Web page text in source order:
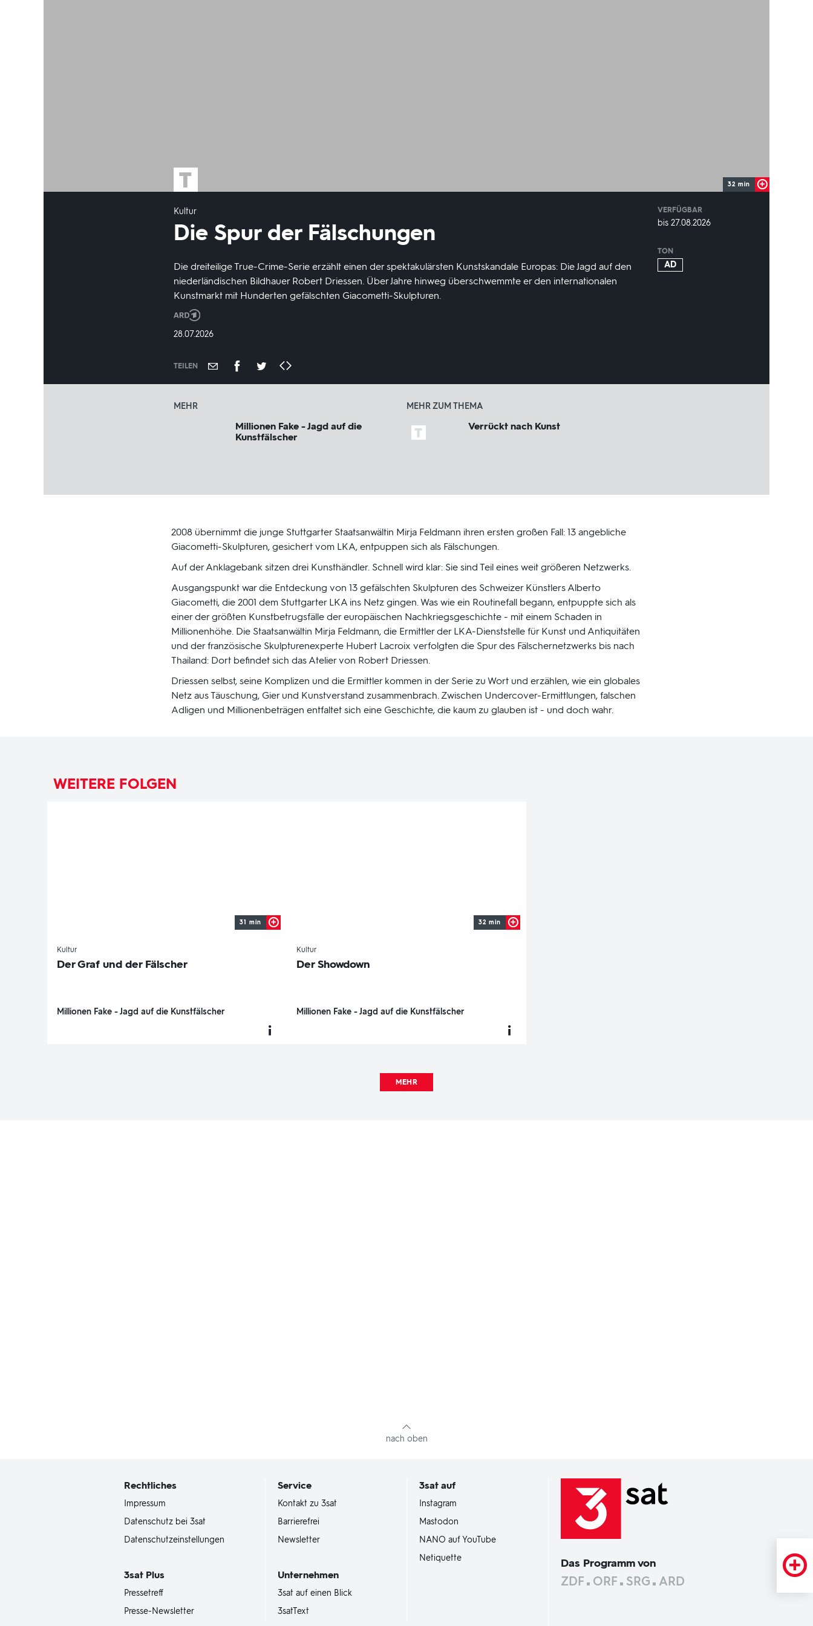
32 min
Kultur
Die Spur der Fälschungen
Die dreiteilige True-Crime-Serie erzählt einen der spektakulärsten Kunstskandale Europas: Die Jagd auf den
niederländischen Bildhauer Robert Driessen. Über Jahre hinweg überschwemmte er den internationalen
Kunstmarkt mit Hunderten gefälschten Giacometti-Skulpturen.
Produktionsland
und
DATUM:
28.07.2026
TEILEN
VERFÜGBAR
weltweit
VERFÜGBAR
bis 27.08.2026
TON
AD
MEHR
Millionen Fake - Jagd auf die
Kunstfälscher
MEHR ZUM THEMA
Verrückt nach Kunst
2008 übernimmt die junge Stuttgarter Staatsanwältin Mirja Feldmann ihren ersten großen Fall: 13 angebliche
Giacometti-Skulpturen, gesichert vom LKA, entpuppen sich als Fälschungen.
Auf der Anklagebank sitzen drei Kunsthändler. Schnell wird klar: Sie sind Teil eines weit größeren Netzwerks.
Ausgangspunkt war die Entdeckung von 13 gefälschten Skulpturen des Schweizer Künstlers Alberto
Giacometti, die 2001 dem Stuttgarter LKA ins Netz gingen. Was wie ein Routinefall begann, entpuppte sich als
einer der größten Kunstbetrugsfälle der europäischen Nachkriegsgeschichte - mit einem Schaden in
Millionenhöhe. Die Staatsanwältin Mirja Feldmann, die Ermittler der LKA-Dienststelle für Kunst und Antiquitäten
und der französische Skulpturenexperte Hubert Lacroix verfolgten die Spur des Fälschernetzwerks bis nach
Thailand: Dort befindet sich das Atelier von Robert Driessen.
Driessen selbst, seine Komplizen und die Ermittler kommen in der Serie zu Wort und erzählen, wie ein globales
Netz aus Täuschung, Gier und Kunstverstand zusammenbrach. Zwischen Undercover-Ermittlungen, falschen
Adligen und Millionenbeträgen entfaltet sich eine Geschichte, die kaum zu glauben ist - und doch wahr.
WEITERE FOLGEN
Kultur
Der Graf und der Fälscher
Millionen Fake - Jagd auf die Kunstfälscher
31 min
Kultur
Der Showdown
Millionen Fake - Jagd auf die Kunstfälscher
32 min
MEHR
nach oben
Rechtliches
Impressum
Datenschutz bei 3sat
Datenschutzeinstellungen
3satPlus
Pressetreff
Presse-Newsletter
Service
Kontakt zu 3sat
Barrierefrei
Newsletter
Unternehmen
3sat auf einen Blick
3satText
3sat auf
Instagram
Mastodon
NANO auf YouTube
Netiquette
Das Programm von
ZDF ORF SRG ARD